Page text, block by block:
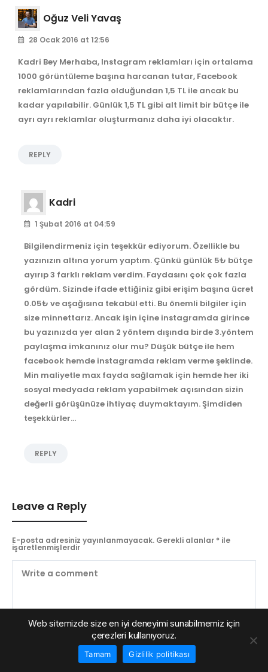
Oğuz Veli Yavaş
28 Ocak 2016 at 12:56
Kadri Bey Merhaba, Instagram reklamları için ortalama
1000 görüntüleme başına harcanan tutar, Facebook
reklamlarından fazla olduğundan 1,5 TL ile ancak bu
kadar yapılabilir. Günlük 1,5 TL gibi alt limit bir bütçe ile
ayrı ayrı reklamlar oluşturmanız daha iyi olacaktır.
REPLY
Kadri
1 Şubat 2016 at 04:59
Bilgilendirmeniz için teşekkür ediyorum. Özellikle bu
yazınızın altına yorum yaptım. Çünkü günlük 5₺ bütçe
ayırıp 3 farklı reklam verdim. Faydasını çok çok fazla
gördüm. Sizinde ifade ettiğiniz gibi erişim başına ücret
0.05₺ ve aşağısına tekabül etti. Bu önemli bilgiler için
size minnettarız. Ancak işin içine instagramda girince
bu yazınızda yer alan 2 yöntem dışında birde 3.yöntem
paylaşma imkanınız olur mu? Düşük bütçe ile hem
facebook hemde instagramda reklam verme şeklinde.
Min maliyetle max fayda sağlamak için hemde her iki
sosyal medyada reklam yapabilmek açısından sizin
değerli görüşünüze ihtiyaç duymaktayım. Şimdiden
teşekkürler…
REPLY
Leave a Reply
E-posta adresiniz yayınlanmayacak. Gerekli alanlar * ile
işaretlenmişlerdir
Web sitemizde size en iyi deneyimi sunabilmemiz için
çerezleri kullanıyoruz.
Tamam Gizlilik politikası